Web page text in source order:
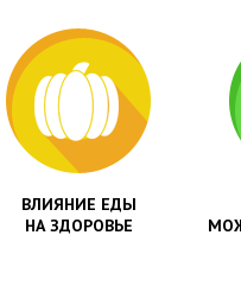
ВЛИЯНИЕ ЕДЫ
НА ЗДОРОВЬЕ